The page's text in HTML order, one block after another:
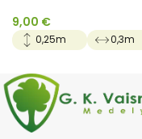
9,00 €
0,25m 0,3m